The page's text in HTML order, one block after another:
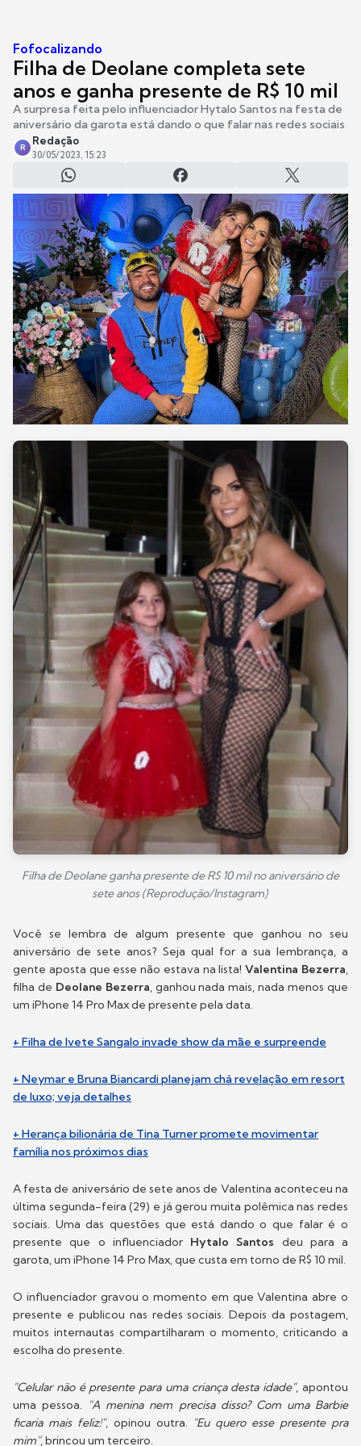
Fofocalizando
Filha de Deolane completa sete
anos e ganha presente de R$ 10 mil
A surpresa feita pelo influenciador Hytalo Santos na festa de
aniversário da garota está dando o que falar nas redes sociais
R
Redação
30/05/2023, 15:23
Filha de Deolane ganha presente de R$ 10 mil no aniversário de
sete anos (Reprodução/Instagram)
Você se lembra de algum presente que ganhou no seu
aniversário de sete anos? Seja qual for a sua lembrança, a
gente aposta que esse não estava na lista!Valentina Bezerra,
filha de Deolane Bezerra, ganhou nada mais, nada menos que
um iPhone 14 Pro Max de presente pela data.
+ Filha de Ivete Sangalo invade show da mãe e surpreende
+ Neymar e Bruna Biancardi planejam chá revelação em resort
de luxo; veja detalhes
+ Herança bilionária de Tina Turner promete movimentar
família nos próximos dias
A festa de aniversário de sete anos de Valentina aconteceu na
última segunda-feira (29) e já gerou muita polêmica nas redes
sociais. Uma das questões que está dando o que falar é o
presente que o influenciador Hytalo Santos deu para a
garota, um iPhone 14 Pro Max, que custa em torno de R$ 10 mil.
O influenciador gravou o momento em que Valentina abre o
presente e publicou nas redes sociais. Depois da postagem,
muitos internautas compartilharam o momento, criticando a
escolha do presente.
"Celular não é presente para uma criança desta idade", apontou
uma pessoa. "A menina nem precisa disso? Com uma Barbie
ficaria mais feliz!", opinou outra. "Eu quero esse presente pra
mim", brincou um terceiro.